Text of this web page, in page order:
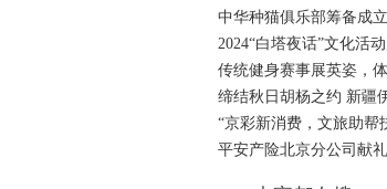
中华种猫俱乐部筹备成
2024“白塔夜话”文化活
传统健身赛事展英姿，
缔结秋日胡杨之约 新疆
“京彩新消费，文旅助帮
平安产险北京分公司献